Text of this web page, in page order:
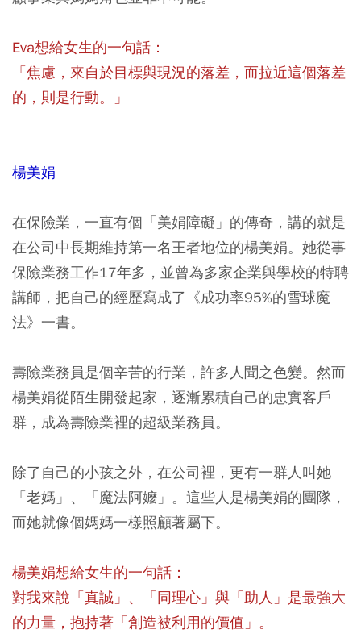
Eva想給女生的一句話：
「焦慮，來自於目標與現況的落差，而拉近這個落差
的，則是行動。」
楊美娟
在保險業，一直有個「美娟障礙」的傳奇，講的就是
在公司中長期維持第一名王者地位的楊美娟。她從事
保險業務工作17年多，並曾為多家企業與學校的特聘
講師，把自己的經歷寫成了《成功率95%的雪球魔
法》一書。
壽險業務員是個辛苦的行業，許多人聞之色變。然而
楊美娟從陌生開發起家，逐漸累積自己的忠實客戶
群，成為壽險業裡的超級業務員。
除了自己的小孩之外，在公司裡，更有一群人叫她
「老媽」、「魔法阿嬤」。這些人是楊美娟的團隊，
而她就像個媽媽一樣照顧著屬下。
楊美娟想給女生的一句話：
對我來說「真誠」、「同理心」與「助人」是最強大
的力量，抱持著「創造被利用的價值」。